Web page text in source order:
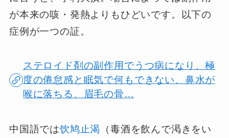
が本来の咳・発熱よりもひどいです。以下の
症例が一つの証。
ステロイド剤の副作用でうつ病になり、極
度の倦怠感と眠気で何もできない、鼻水が
喉に落ちる、眉毛の骨…
中国語では饮鸠止渴
（毒酒を飲んで渇きをい